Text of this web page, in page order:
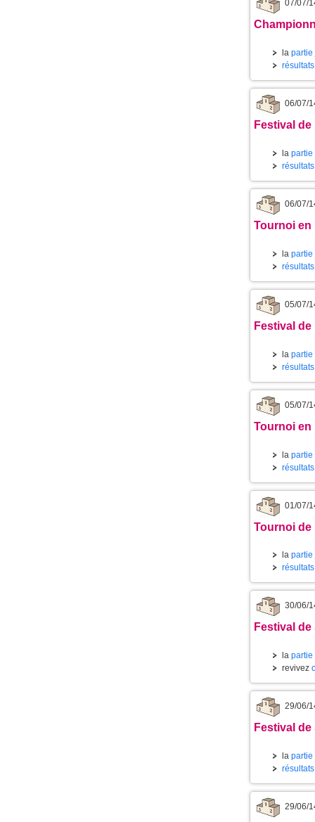
07/07/
la partie
06/07/
Festival
la partie
06/07/
Tournoi en
la partie
05/07/
Festival de
la partie
05/07/
Tournoi en
la partie
01/07/
Tournoi de
la partie
30/06/
Festival de
la partie
revivez
29/06/
Festival
la partie
29/06/